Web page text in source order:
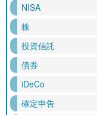
NISA
株
投資信託
債券
iDeCo
確定申告